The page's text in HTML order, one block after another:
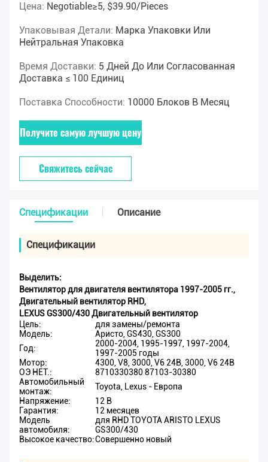
Цена: Negotiable≥5, $39.90/pieces
Упаковывая Детали: Марка Упаковки Или
Нейтральная Упаковка
Время Доставки: 5 Дней До Или Согласованная
Доставка ≤ 100 Единиц
Поставка Способности: 10000 Блоков В Месяц
Получите самую лучшую цену
Свяжитесь сейчас
Спецификации Описание
Спецификации
Выделить:
Вентилятор для двигателя вентилятора 1997-2005 гг.,
Двигательный вентилятор RHD,
LEXUS GS300/430 Двигательный вентилятор
Цель:
для замены/ремонта
Модель:
Аристо, GS430, GS300
Год:
2000-2004, 1995-1997, 1997-2004,
1997-2005 годы
Мотор:
4300, V8, 3000, V6 24В, 3000, V6 24В
ОЭ НЕТ.:
8710330380 87103-30380
Автомобильный
монтаж:
Toyota, Lexus - Европа
Напряжение:
12 В
Гарантия:
12 месяцев
Модель
автомобиля:
для RHD TOYOTA ARISTO LEXUS
GS300/430
Высокое качество:Совершенно новый